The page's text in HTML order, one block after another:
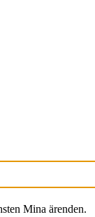
Mina ärenden.